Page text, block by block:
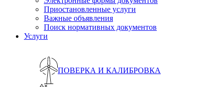
Приостановленные услуги
Важные объявления
Поиск нормативных документов
Услуги
ПОВЕРКА И КАЛИБРОВКА